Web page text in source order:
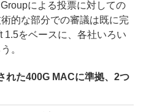
による投票に対しての
的な部分での審議は既に完
1.5をベースに、各社いろい
。
れた400G MACに準拠、2つ